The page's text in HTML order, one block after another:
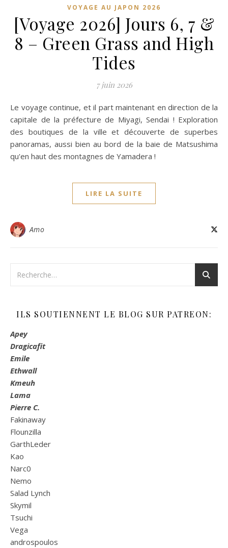
VOYAGE AU JAPON 2026
[Voyage 2026] Jours 6, 7 &
8 – Green Grass and High
Tides
7 juin 2026
Le voyage continue, et il part maintenant en direction de la
capitale de la préfecture de Miyagi, Sendai ! Exploration
des boutiques de la ville et découverte de superbes
panoramas, aussi bien au bord de la baie de Matsushima
qu'en haut des montagnes de Yamadera !
LIRE LA SUITE
Amo
ILS SOUTIENNENT LE BLOG SUR PATREON:
Apey
Dragicafit
Emile
Ethwall
Kmeuh
Lama
Pierre C.
Fakinaway
Flounzilla
GarthLeder
Kao
Narc0
Nemo
Salad Lynch
Skymil
Tsuchi
Vega
androspoulos